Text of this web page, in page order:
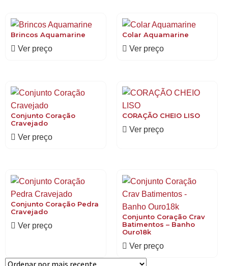
Brincos Aquamarine
Ver preço
Colar Aquamarine
Ver preço
Conjunto Coração
Cravejado
Ver preço
CORAÇÃO CHEIO LISO
Ver preço
Conjunto Coração Pedra
Cravejado
Ver preço
Conjunto Coração Crav
Batimentos – Banho
Ouro18k
Ver preço